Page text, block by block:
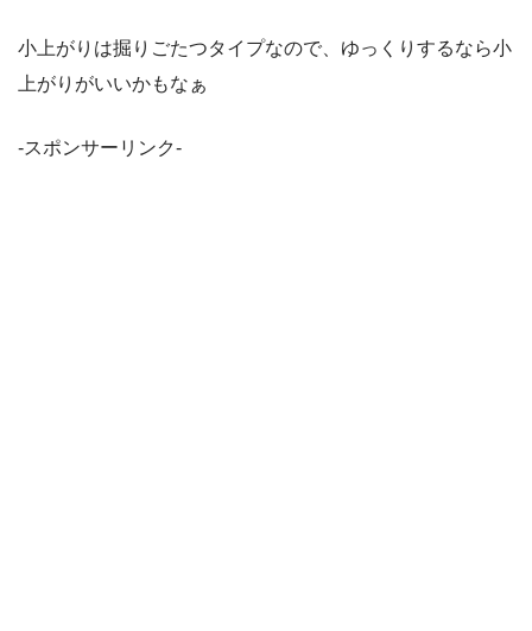
小上がりは掘りごたつタイプなので、ゆっくりするなら小
上がりがいいかもなぁ
-スポンサーリンク-